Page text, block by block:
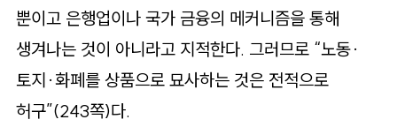
뿐이고 은행업이나 국가 금융의 메커니즘을 통해
생겨나는 것이 아니라고 지적한다. 그러므로 “노동·
토지·화폐를 상품으로 묘사하는 것은 전적으로
허구”(243쪽)다.